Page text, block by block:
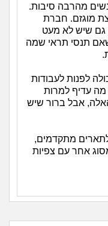
מהרבה סיבות.
מוגזם. חברת
גם שיש לא מעט
תנסי תראי שמה
לפנות לעבודות
עדיף למרות
אבל ברור שיש
מתקדמים,
אחר עם צפיות